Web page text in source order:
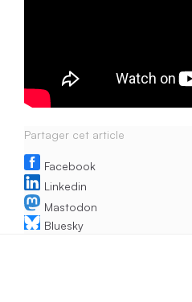
Partager cet article
Facebook
Linkedin
Mastodon
Bluesky